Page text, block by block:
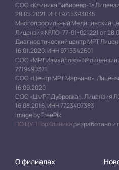
ООО «Клиника Бибирево-1»
28.05.2021. ИНН 9715393035
Многопрофильный Медицинский
Лицензия №ЛО-77-01-021221 от
Диагностический центр МРТ
16.01.2020. ИНН 9715342601
ООО «МРТ Измайлово» № лицензии
7719490371
ООО «Центр МРТ Марьино».
16.09.2020
ООО «ЦМРТ Дубровка». Лицензия
16.08.2016. ИНН 7723407383
Image by FreePik
ПО ЦУП ГорКлиника разработано
О филиалах